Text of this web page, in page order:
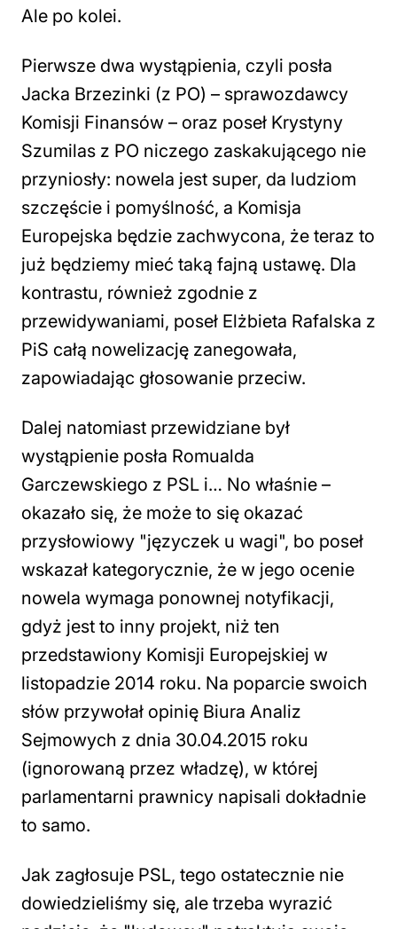
Ale po kolei.
Pierwsze dwa wystąpienia, czyli posła
Jacka Brzezinki (z PO) – sprawozdawcy
Komisji Finansów – oraz poseł Krystyny
Szumilas z PO niczego zaskakującego nie
przyniosły: nowela jest super, da ludziom
szczęście i pomyślność, a Komisja
Europejska będzie zachwycona, że teraz to
już będziemy mieć taką fajną ustawę. Dla
kontrastu, również zgodnie z
przewidywaniami, poseł Elżbieta Rafalska z
PiS całą nowelizację zanegowała,
zapowiadając głosowanie przeciw.
Dalej natomiast przewidziane był
wystąpienie posła Romualda
Garczewskiego z PSL i… No właśnie –
okazało się, że może to się okazać
przysłowiowy "języczek u wagi", bo poseł
wskazał kategorycznie, że w jego ocenie
nowela wymaga ponownej notyfikacji,
gdyż jest to inny projekt, niż ten
przedstawiony Komisji Europejskiej w
listopadzie 2014 roku. Na poparcie swoich
słów przywołał opinię Biura Analiz
Sejmowych z dnia 30.04.2015 roku
(ignorowaną przez władzę), w której
parlamentarni prawnicy napisali dokładnie
to samo.
Jak zagłosuje PSL, tego ostatecznie nie
dowiedzieliśmy się, ale trzeba wyrazić